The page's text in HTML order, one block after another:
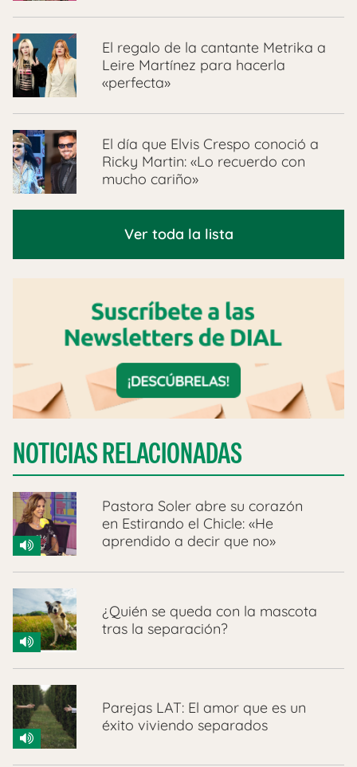
El regalo de la cantante Metrika a
Leire Martínez para hacerla
«perfecta»
El día que Elvis Crespo conoció a
Ricky Martin: «Lo recuerdo con
mucho cariño»
Ver toda la lista
NOTICIAS RELACIONADAS
Pastora Soler abre su corazón
en Estirando el Chicle: «He
aprendido a decir que no»
¿Quién se queda con la mascota
tras la separación?
Parejas LAT: El amor que es un
éxito viviendo separados